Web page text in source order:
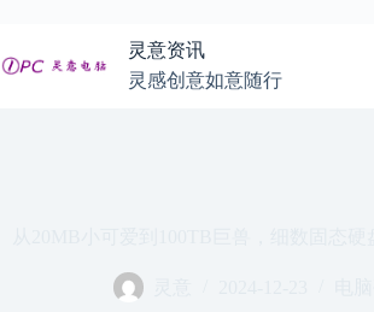
内
灵意资讯
灵感创意如意随行